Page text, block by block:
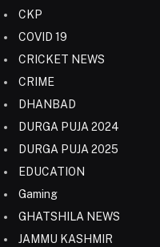
CKP
COVID 19
CRICKET NEWS
CRIME
DHANBAD
DURGA PUJA 2024
DURGA PUJA 2025
EDUCATION
Gaming
GHATSHILA NEWS
JAMMU KASHMIR